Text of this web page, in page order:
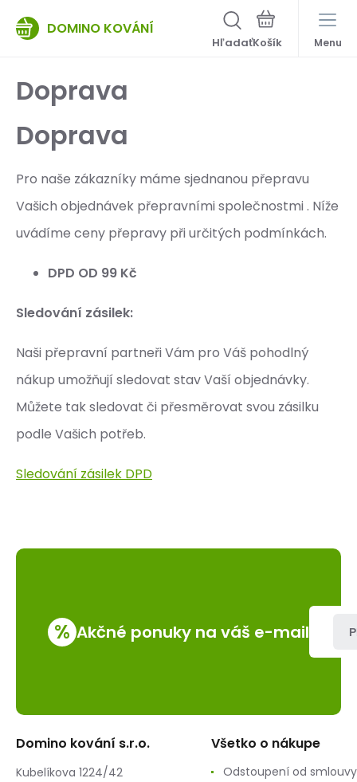
DOMINO KOVÁNÍ
Hľadať Menu
Doprava
Doprava
Pro naše zákazníky máme sjednanou přepravu
Vašich objednávek přepravními společnostmi . Níže
uvádíme ceny přepravy při určitých podmínkách.
DPD OD 99 Kč
Sledování zásilek:
Naši přepravní partneři Vám pro Váš pohodlný
nákup umožňují sledovat stav Vaší objednávky.
Můžete tak sledovat či přesměrovat svou zásilku
podle Vašich potřeb.
Sledování zásilek DPD
% Akčné ponuky na váš e-mail
Domino kování s.r.o.
Kubelíkova 1224/42
Všetko o nákupe
Odstoupení od smlouvy